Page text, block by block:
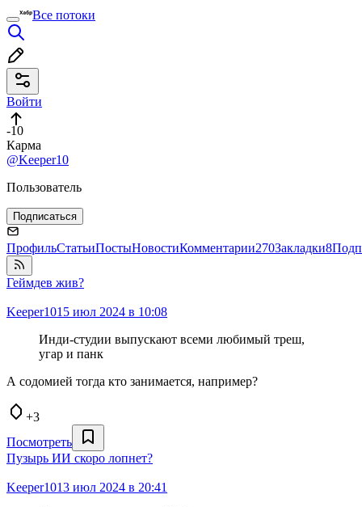
Все потоки
Войти
-10
Карма
@Keeper10
Пользователь
Подписаться
ПрофильСтатьиПостыНовостиКомментарии270Закладки8
Геймдев жив?
Keeper1015 июл 2024 в 10:08
Инди-студии выпускают всеми любимый треш,
угар и панк
А содомией тогда кто занимается, например?
+3
Посмотреть
Пузырь ИИ скоро лопнет?
Keeper1013 июл 2024 в 20:41